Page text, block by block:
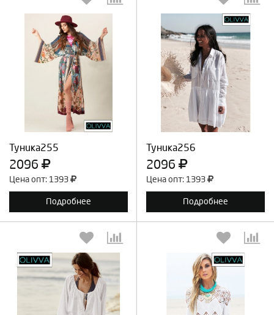
Туника255
2096
Цена опт: 1393
Подробнее
Выберите количество:
Продолжить Отмена
Туника256
2096
Цена опт: 1393
Подробнее
Выберите количество:
Продолжить Отмена
Выберите количество: Выберите количество: